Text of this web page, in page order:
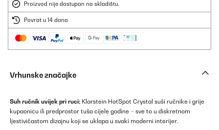
Proizvod nije dostupan na skladištu.
Povrat u 14 dana
Vrhunske značajke
Suh ručnik uvijek pri ruci: Klarstein HotSpot Crystal suši ručnike i grije
kupaonicu ili predprostor tuša cijele godine – sve to u diskretnom
ljestivičastom dizajnu koji se uklapa u svaki moderni interijer.